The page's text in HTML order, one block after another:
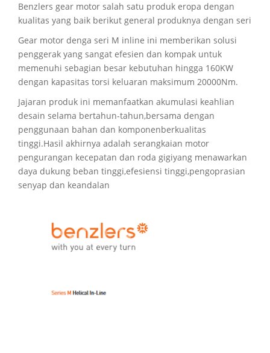
Benzlers gear motor salah satu produk eropa dengan
kualitas yang baik berikut general produknya dengan seri
Gear motor denga seri M inline ini memberikan solusi
penggerak yang sangat efesien dan kompak untuk
memenuhi sebagian besar kebutuhan hingga 160KW
dengan kapasitas torsi keluaran maksimum 20000Nm.
Jajaran produk ini memanfaatkan akumulasi keahlian
desain selama bertahun-tahun,bersama dengan
penggunaan bahan dan komponenberkualitas
tinggi.Hasil akhirnya adalah serangkaian motor
pengurangan kecepatan dan roda gigiyang menawarkan
daya dukung beban tinggi,efesiensi tinggi,pengoprasian
senyap dan keandalan